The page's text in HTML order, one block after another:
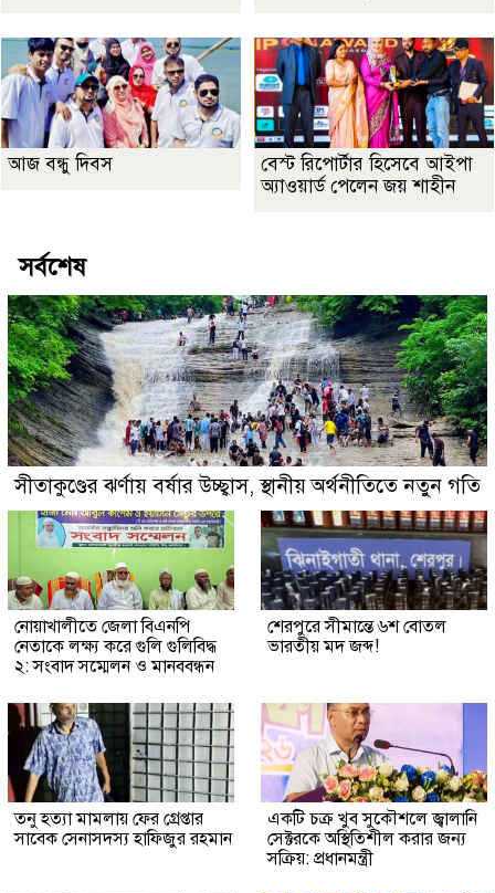
আজ বন্ধু দিবস
বেস্ট রিপোর্টার হিসেবে আইপা
অ্যাওয়ার্ড পেলেন জয় শাহীন
সর্বশেষ
সীতাকুণ্ডের ঝর্ণায় বর্ষার উচ্ছ্বাস, স্থানীয় অর্থনীতিতে নতুন গতি
নোয়াখালীতে জেলা বিএনপি
নেতাকে লক্ষ্য করে গুলি গুলিবিদ্ধ
২: সংবাদ সম্মেলন ও মানববন্ধন
শেরপুরে সীমান্তে ৬শ বোতল
ভারতীয় মদ জব্দ!
তনু হত্যা মামলায় ফের গ্রেপ্তার
সাবেক সেনাসদস্য হাফিজুর রহমান
একটি চক্র খুব সুকৌশলে জ্বালানি
সেক্টরকে অস্থিতিশীল করার জন্য
সক্রিয়: প্রধানমন্ত্রী